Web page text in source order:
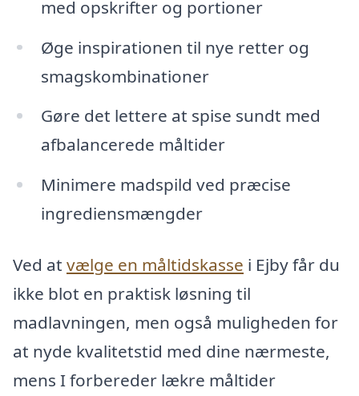
med opskrifter og portioner
Øge inspirationen til nye retter og
smagskombinationer
Gøre det lettere at spise sundt med
afbalancerede måltider
Minimere madspild ved præcise
ingrediensmængder
Ved at vælge en måltidskasse i Ejby får du
ikke blot en praktisk løsning til
madlavningen, men også muligheden for
at nyde kvalitetstid med dine nærmeste,
mens I forbereder lækre måltider